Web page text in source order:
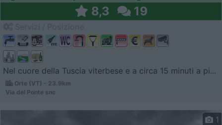
8,3 19
Nel cuore della Tuscia viterbese e a circa 15 minuti a pi...
Orte (VT) - 23.9km
Via del Ponte snc
1